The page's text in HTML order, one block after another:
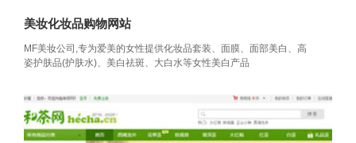
美妆化妆品购物网站
MF美妆公司,专为爱美的女性提供化妆品套装、面膜、面部美白、高
姿护肤品(护肤水)、美白祛斑、大白水等女性美白产品